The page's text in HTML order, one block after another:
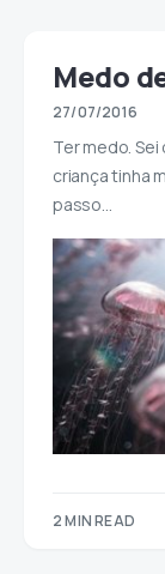
Medo
27/07/2016
Ter medo.
criança tinha
passo…
2 MIN READ